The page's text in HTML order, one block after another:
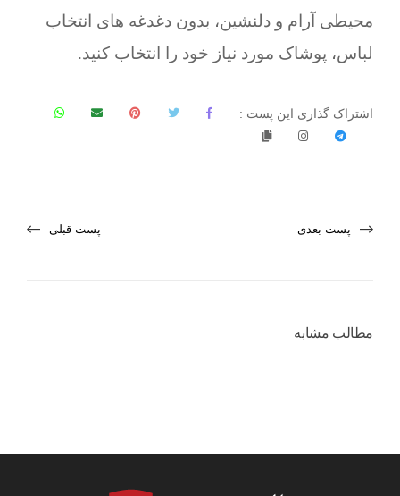
محیطی آرام و دلنشین، بدون دغدغه های انتخاب
لباس، پوشاک مورد نیاز خود را انتخاب کنید.
اشتراک گذاری این پست :
پست قبلی پست بعدی
مطالب مشابه